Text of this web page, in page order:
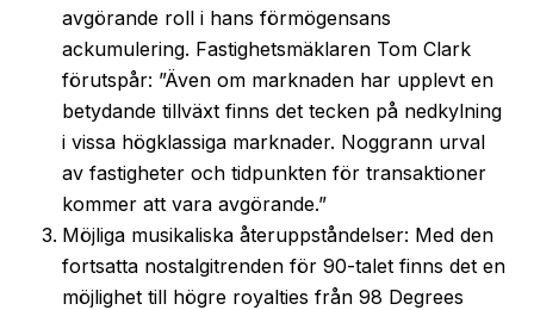
avgörande roll i hans förmögensans
ackumulering. Fastighetsmäklaren Tom Clark
förutspår: ”Även om marknaden har upplevt en
betydande tillväxt finns det tecken på nedkylning
i vissa högklassiga marknader. Noggrann urval
av fastigheter och tidpunkten för transaktioner
kommer att vara avgörande.”
Möjliga musikaliska återuppståndelser: Med den
fortsatta nostalgitrenden för 90-talet finns det en
möjlighet till högre royalties från 98 Degrees